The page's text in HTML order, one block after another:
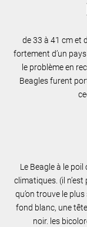
de 33 à 41 cm et
fortement d’un
le problème en
Beagles furent
Le Beagle à le
climatiques. (il
qu’on trouve le
fond blanc, une
noir. les